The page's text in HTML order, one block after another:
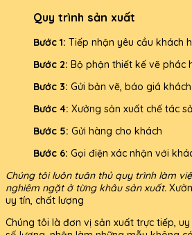
Quy trình sản xuất
Bước 1: Tiếp nhận yêu cầu khách
Bước 2: Bộ phận thiết kế vẽ phác
Bước 3: Gửi bản vẽ, báo giá
Bước 4: Xưởng sản xuất chế tác
Bước 5: Gửi hàng cho khách
Bước 6: Gọi điện xác nhận với
Chúng tôi luôn tuân thủ quy trình làm
nghiêm ngặt ở từng khâu sản xuất.
uy tín, chất lượng
Chúng tôi là đơn vị sản xuất trực tiếp,